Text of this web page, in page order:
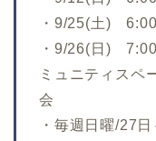
・9/25(土)
・9/26(日)
ミュニティスペ
会
・毎週日曜/27